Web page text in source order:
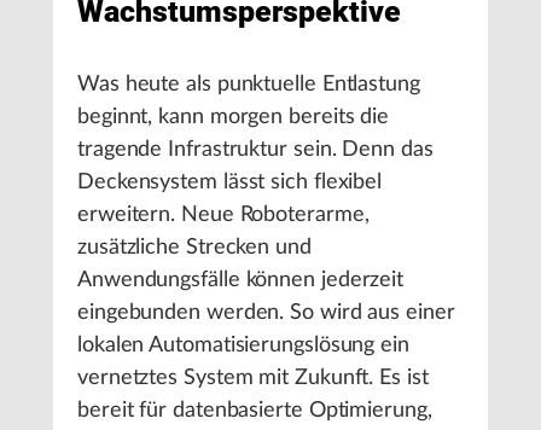
Wachstumsperspektive
Was heute als punktuelle Entlastung
beginnt, kann morgen bereits die
tragende Infrastruktur sein. Denn das
Deckensystem lässt sich flexibel
erweitern. Neue Roboterarme,
zusätzliche Strecken und
Anwendungsfälle können jederzeit
eingebunden werden. So wird aus einer
lokalen Automatisierungslösung ein
vernetztes System mit Zukunft. Es ist
bereit für datenbasierte Optimierung,